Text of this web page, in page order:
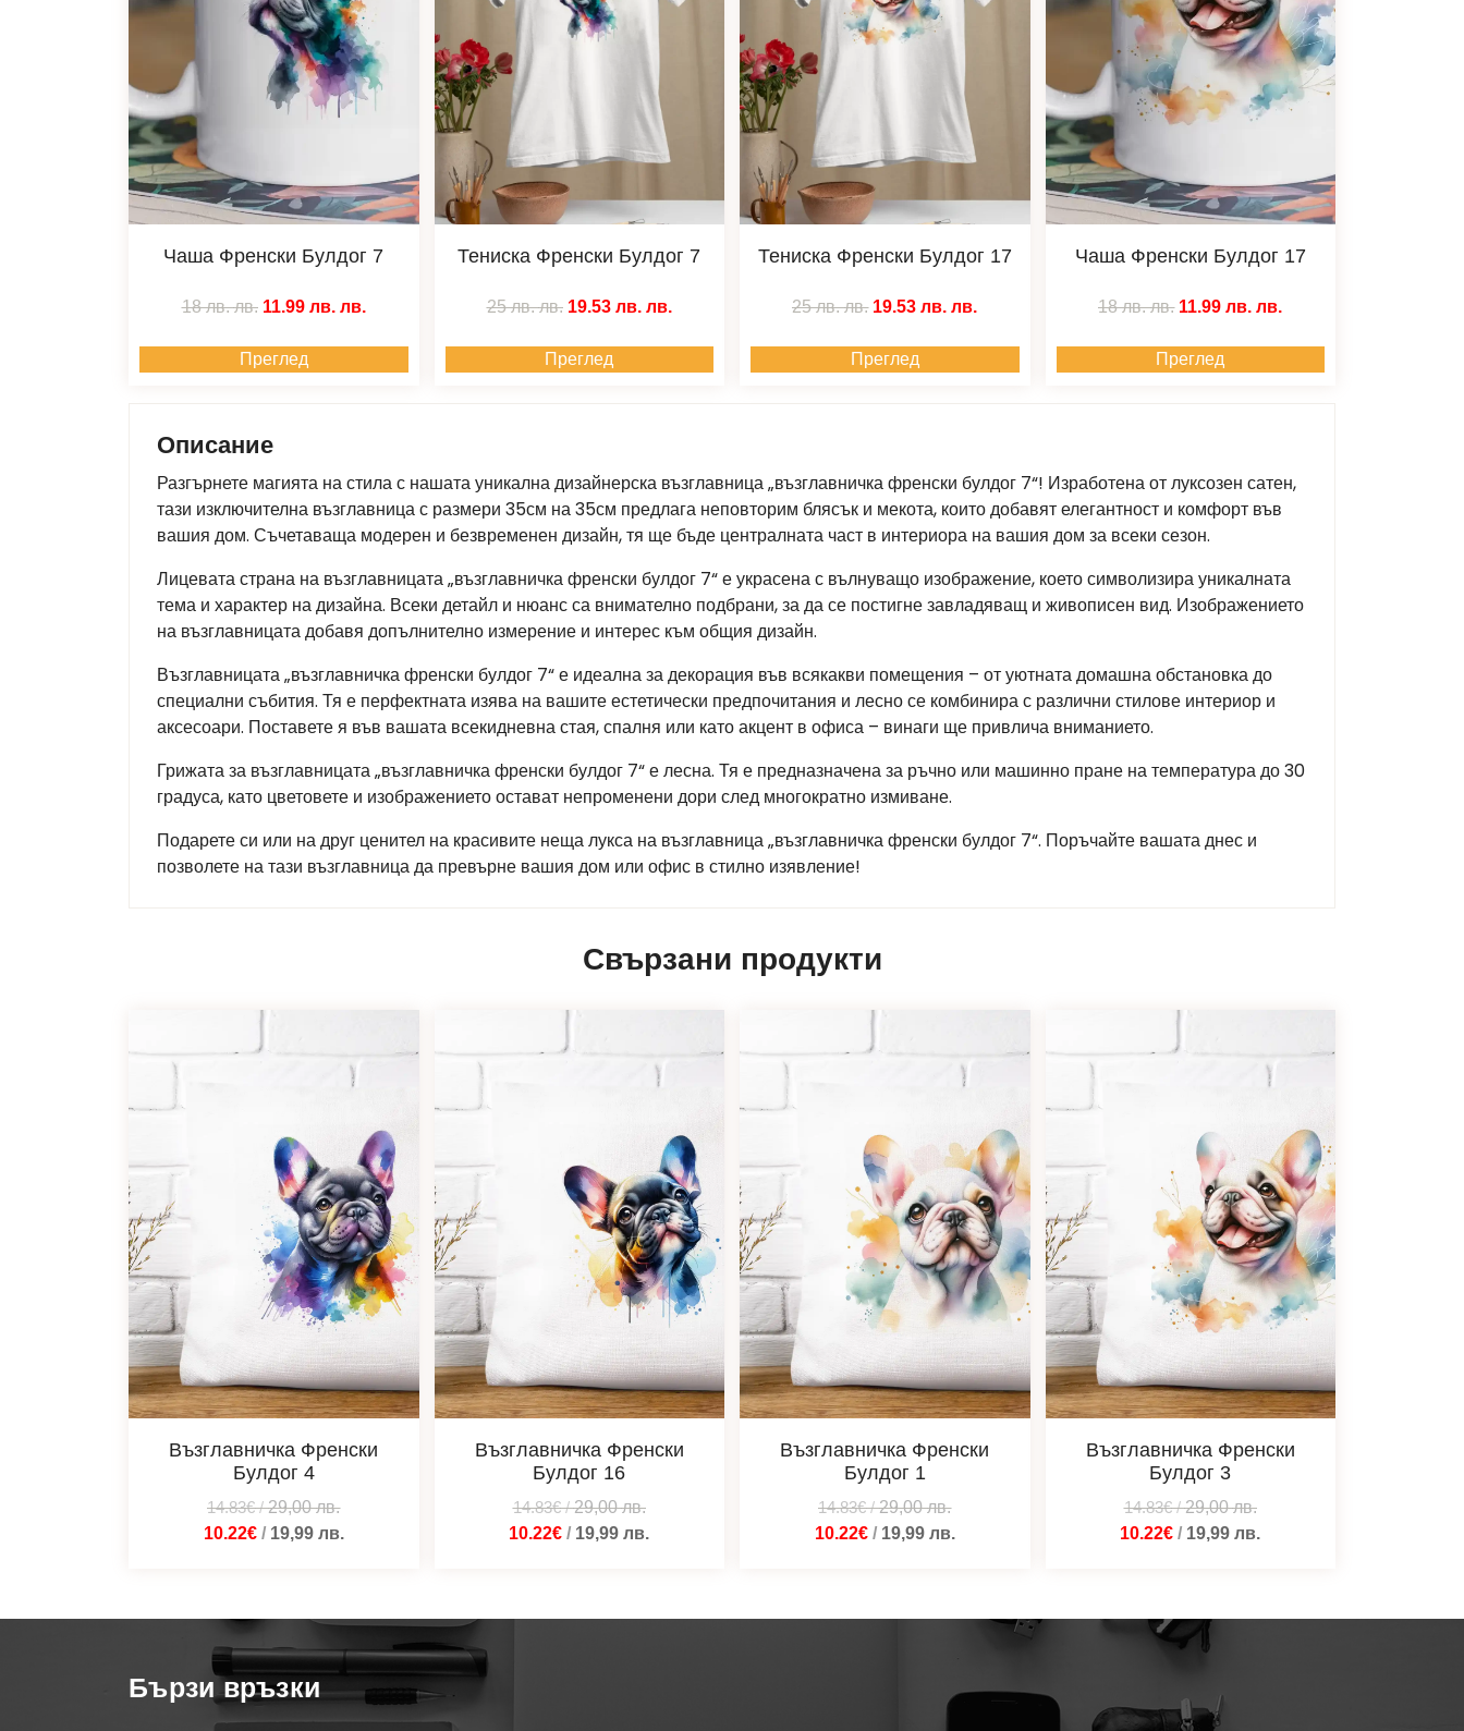
Чаша Френски Булдог 7
18 лв.лв. 11.99 лв. лв.
Преглед
Тениска Френски Булдог 7
25 лв.лв. 19.53 лв. лв.
Преглед
Тениска Френски Булдог 17
25 лв.лв. 19.53 лв.лв.
Преглед
Чаша Френски Булдог 17
18 лв.лв. 11.99 лв.лв.
Преглед
Описание
Разгърнете магията на стила с нашата уникална дизайнерска възглавница „възглавничка френски булдог 7“! Изработена от луксозен сатен,
тази изключителна възглавница с размери 35см на 35см предлага неповторим блясък и мекота, които добавят елегантност и комфорт във
вашия дом. Съчетаваща модерен и безвременен дизайн, тя ще бъде централната част в интериора на вашия дом за всеки сезон.
Лицевата страна на възглавницата „възглавничка френски булдог 7“ е украсена с вълнуващо изображение, което символизира уникалната
тема и характер на дизайна. Всеки детайл и нюанс са внимателно подбрани, за да се постигне завладяващ и живописен вид. Изображението
на възглавницата добавя допълнително измерение и интерес към общия дизайн.
Възглавницата „възглавничка френски булдог 7“ е идеална за декорация във всякакви помещения – от уютната домашна обстановка до
специални събития. Тя е перфектната изява на вашите естетически предпочитания и лесно се комбинира с различни стилове интериор и
аксесоари. Поставете я във вашата всекидневна стая, спалня или като акцент в офиса – винаги ще привлича вниманието.
Грижата за възглавницата „възглавничка френски булдог 7“ е лесна. Тя е предназначена за ръчно или машинно пране на температура до 30
градуса, като цветовете и изображението остават непроменени дори след многократно измиване.
Подарете си или на друг ценител на красивите неща лукса на възглавница „възглавничка френски булдог 7“. Поръчайте вашата днес и
позволете на тази възглавница да превърне вашия дом или офис в стилно изявление!
Свързани продукти
Възглавничка Френски
Булдог 4
14.83€/29,00лв.
10.22€/ 19,99 лв.
Възглавничка Френски
Булдог 16
14.83€/29,00лв.
10.22€ / 19,99лв.
Възглавничка Френски
Булдог 1
14.83€/29,00лв.
10.22€/ 19,99 лв.
Възглавничка Френски
Булдог 3
14.83€/29,00лв.
10.22€ / 19,99лв.
Бързи връзки